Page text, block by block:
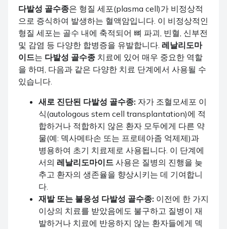
다발성 골수종은 형질 세포(plasma cell)가 비정상적
으로 증식하여 발생하는 혈액암입니다. 이 비정상적인
형질 세포는 골수 내에 축적되어 뼈 파괴, 빈혈, 신부전
및 감염 등 다양한 합병증을 유발합니다. 레날리도마
이드는 다발성 골수종 치료에 있어 매우 중요한 역할
을 하며, 다음과 같은 다양한 치료 단계에서 사용될 수
있습니다.
새로 진단된 다발성 골수종: 자가 조혈모세포 이
식(autologous stem cell transplantation)에 적
합하거나 적합하지 않은 환자 모두에게 다른 약
물(예: 덱사메타손 또는 프로테아좀 억제제)과
병용하여 초기 치료제로 사용됩니다. 이 단계에
서의 레날리도마이드 사용은 질병의 진행을 늦
추고 환자의 생존율을 향상시키는 데 기여합니
다.
재발 또는 불응성 다발성 골수종: 이전에 한 가지
이상의 치료를 받았음에도 불구하고 질병이 재
발하거나 치료에 반응하지 않는 환자들에게 덱